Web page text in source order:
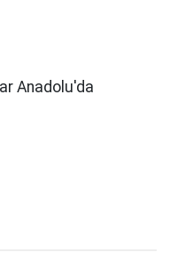
Anadolu'da